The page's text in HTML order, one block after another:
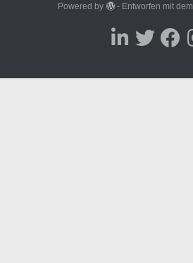
Powered by - Entworfen mit dem